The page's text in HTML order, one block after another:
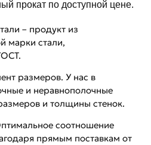
прокат по доступной цене.
– продукт из
марки стали,
размеров. У нас в
и неравнополочные
и толщины стенок.
соотношение
прямым поставкам от